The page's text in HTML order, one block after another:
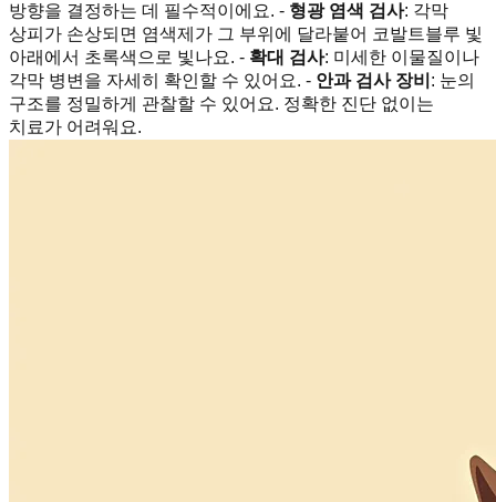
방향을 결정하는 데 필수적이에요. - 형광 염색 검사: 각막
상피가 손상되면 염색제가 그 부위에 달라붙어 코발트블루 빛
아래에서 초록색으로 빛나요. - 확대 검사: 미세한 이물질이나
각막 병변을 자세히 확인할 수 있어요. - 안과 검사 장비 : 눈의
구조를 정밀하게 관찰할 수 있어요. 정확한 진단 없이는
치료가 어려워요.